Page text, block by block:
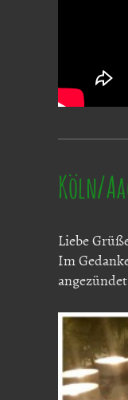
Köln/
Liebe
Im